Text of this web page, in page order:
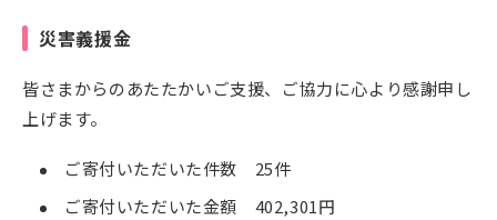
災害義援金
皆さまからのあたたかいご支援、ご協力に心より感謝申し
上げます。
ご寄付いただいた件数 25件
ご寄付いただいた金額 402,301円